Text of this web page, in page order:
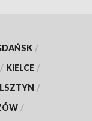
/
/ KIELCE /
/
/